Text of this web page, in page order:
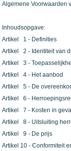
Algemene Voorwaarden
Inhoudsopgave:
Artikel 1 - Definities
Artikel 2 - Identiteit van
Artikel 3 -
Artikel 4 - Het aanbod
Artikel 5 - De
Artikel 6 -
Artikel 7 - Kosten in
Artikel 8 - Uitsluiting
Artikel 9 - De prijs
Artikel 10 - Conformiteit